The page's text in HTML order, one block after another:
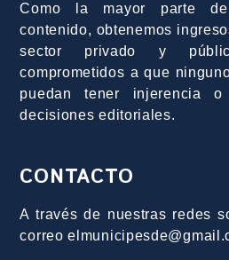
Como la mayor parte
contenido, obtenemos
sector privado y
comprometidos a que
puedan tener injerencia
decisiones editoriales.
CONTACTO
A través de nuestras redes
correo